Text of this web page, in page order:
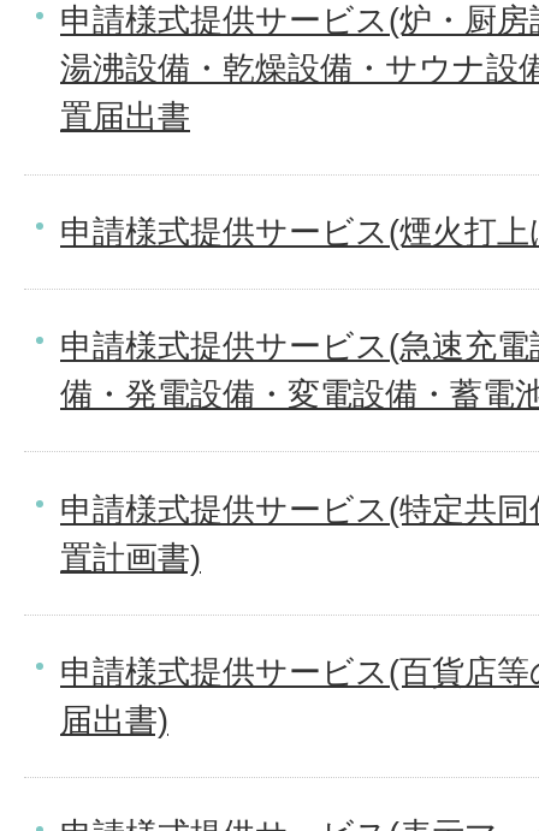
申請様式提供サービス(炉・厨
湯沸設備・乾燥設備・サウナ設
置届出書
申請様式提供サービス(煙火打
申請様式提供サービス(急速充
備・発電設備・変電設備・蓄電
申請様式提供サービス(特定共
置計画書)
申請様式提供サービス(百貨店
届出書)